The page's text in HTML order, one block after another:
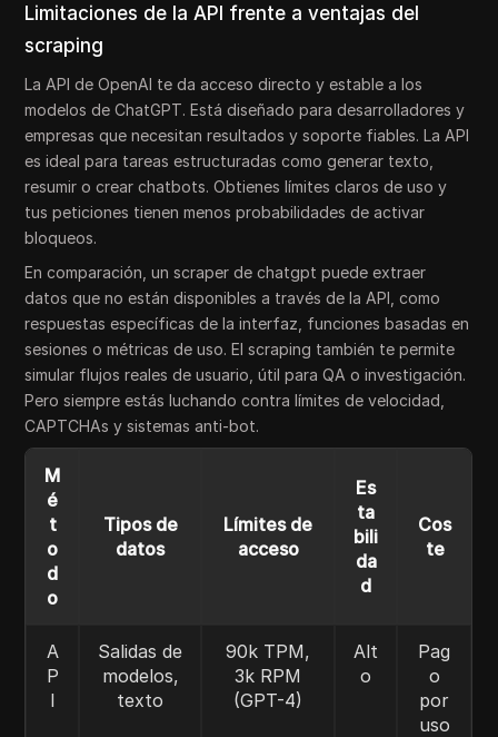
Limitaciones de la API frente a ventajas del
scraping
La API de OpenAI te da acceso directo y estable a los
modelos de ChatGPT. Está diseñado para desarrolladores y
empresas que necesitan resultados y soporte fiables. La API
es ideal para tareas estructuradas como generar texto,
resumir o crear chatbots. Obtienes límites claros de uso y
tus peticiones tienen menos probabilidades de activar
bloqueos.
En comparación, un scraper de chatgpt puede extraer
datos que no están disponibles a través de la API, como
respuestas específicas de la interfaz, funciones basadas en
sesiones o métricas de uso. El scraping también te permite
simular flujos reales de usuario, útil para QA o investigación.
Pero siempre estás luchando contra límites de velocidad,
CAPTCHAs y sistemas anti-bot.
M
é
t
o
d
o
Tipos de
datos
Límites de
acceso
Es
ta
bili
da
d
Cos
te
A
P
I
Salidas de
modelos,
texto
90k TPM,
3k RPM
(GPT-4)
Alt
o
Pag
o
por
uso